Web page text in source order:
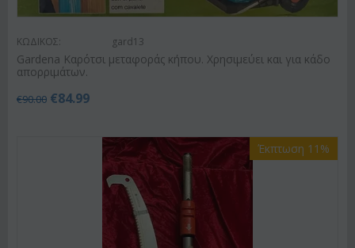
ΚΩΔΙΚΟΣ: gard13
Gardena Καρότσι μεταφοράς κήπου. Χρησιμεύει και για κάδο
απορριμάτων.
€90.00 €84.99
Έκπτωση 11%